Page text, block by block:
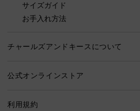
サイズガイド
お手入れ方法
チャールズアンドキースについて
公式オンラインストア
利用規約